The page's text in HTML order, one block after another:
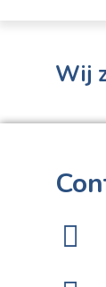
Wij